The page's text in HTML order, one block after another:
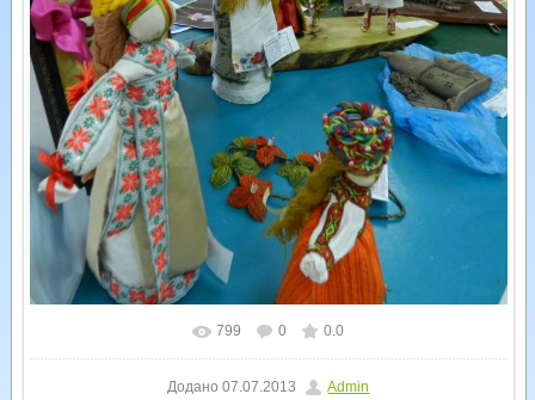
У реальному розмірі 1200x1600
799 0 0.0
Додано 07.07.2013 Admin